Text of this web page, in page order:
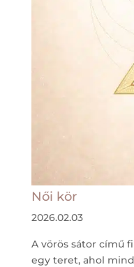
Női kör
2026.02.03
A vörös sátor című
egy teret, ahol